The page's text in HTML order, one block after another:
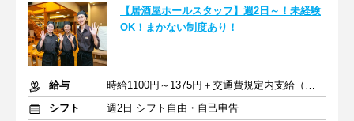
【居酒屋ホールスタッフ】週2日～！未経験
OK！まかない制度あり！
給与
時給1100円～1375円＋交通費規定内支給（条件・詳細は面接にて）
シフト
週2日 シフト自由・自己申告